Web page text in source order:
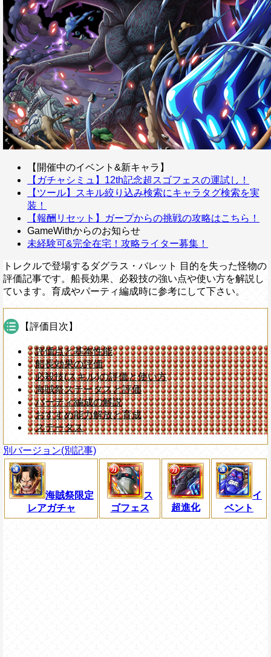
【開催中のイベント&新キャラ】
【ガチャシミュ】12th記念超スゴフェスの運試し！
【ツール】スキル絞り込み検索にキャラタグ検索を実
装！
【報酬リセット】ガープからの挑戦の攻略はこちら！
GameWithからのお知らせ
未経験可&完全在宅！攻略ライター募集！
トレクルで登場するダグラス・バレット 目的を失った怪物の
評価記事です。船長効果、必殺技の強い点や使い方を解説し
ています。育成やパーティ編成時に参考にして下さい。
【評価目次】
評価点と基本性能
船長効果の評価
必殺技(スキル)の評価と使い方
海賊祭ステータスと評価
パーティ編成の解説
おすすめ能力解放と育成
ステータス
別バージョン(別記事)
海賊祭限定
レアガチャ
ス
ゴフェス
超進化
イ
ベント